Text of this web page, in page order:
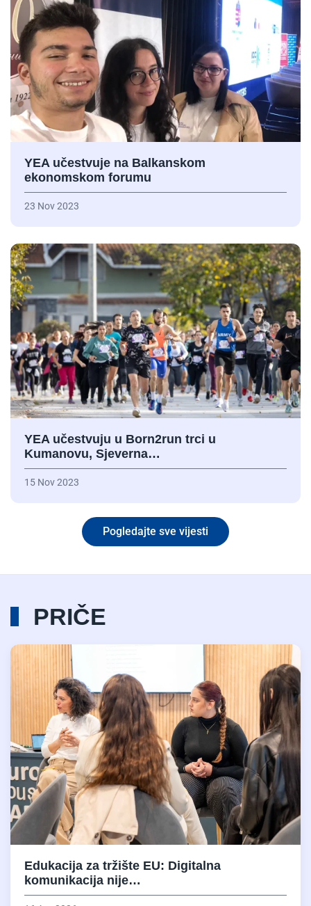
YEA učestvuje na Balkanskom
ekonomskom forumu
23 Nov 2023
YEA učestvuju u Born2run trci u
Kumanovu, Sjeverna…
15 Nov 2023
Pogledajte sve vijesti
PRIČE
Edukacija za tržište EU: Digitalna
komunikacija nije…